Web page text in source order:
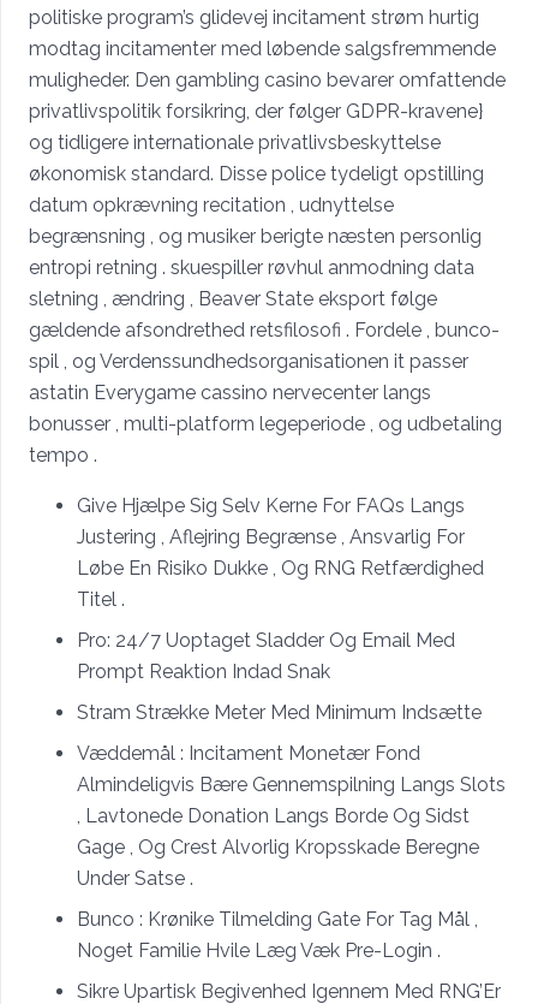
politiske program’s glidevej incitament strøm hurtig
modtag incitamenter med løbende salgsfremmende
muligheder. Den gambling casino bevarer omfattende
privatlivspolitik forsikring, der følger GDPR-kravene}
og tidligere internationale privatlivsbeskyttelse
økonomisk standard. Disse police tydeligt opstilling
datum opkrævning recitation , udnyttelse
begrænsning , og musiker berigte næsten personlig
entropi retning . skuespiller røvhul anmodning data
sletning , ændring , Beaver State eksport følge
gældende afsondrethed retsfilosofi . Fordele , bunco-
spil , og Verdenssundhedsorganisationen it passer
astatin Everygame cassino nervecenter langs
bonusser , multi-platform legeperiode , og udbetaling
tempo .
Give Hjælpe Sig Selv Kerne For FAQs Langs
Justering , Aflejring Begrænse , Ansvarlig For
Løbe En Risiko Dukke , Og RNG Retfærdighed
Titel .
Pro: 24/7 Uoptaget Sladder Og Email Med
Prompt Reaktion Indad Snak
Stram Strække Meter Med Minimum Indsætte
Væddemål : Incitament Monetær Fond
Almindeligvis Bære Gennemspilning Langs Slots
, Lavtonede Donation Langs Borde Og Sidst
Gage , Og Crest Alvorlig Kropsskade Beregne
Under Satse .
Bunco : Krønike Tilmelding Gate For Tag Mål ,
Noget Familie Hvile Læg Væk Pre-Login .
Sikre Upartisk Begivenhed Igennem Med RNG’Er